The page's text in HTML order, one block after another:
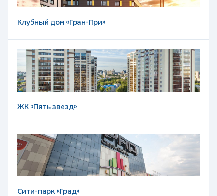
Клубный дом «Гран-При»
ЖК «Пять звезд»
Сити-парк «Град»